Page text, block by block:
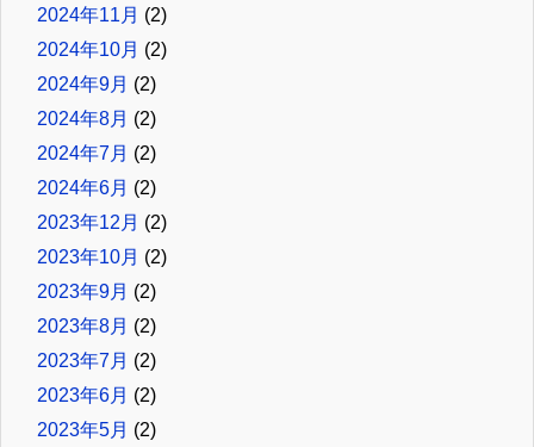
2024年11月 (2)
2024年10月 (2)
2024年9月 (2)
2024年8月 (2)
2024年7月 (2)
2024年6月 (2)
2023年12月 (2)
2023年10月 (2)
2023年9月 (2)
2023年8月 (2)
2023年7月 (2)
2023年6月 (2)
2023年5月 (2)